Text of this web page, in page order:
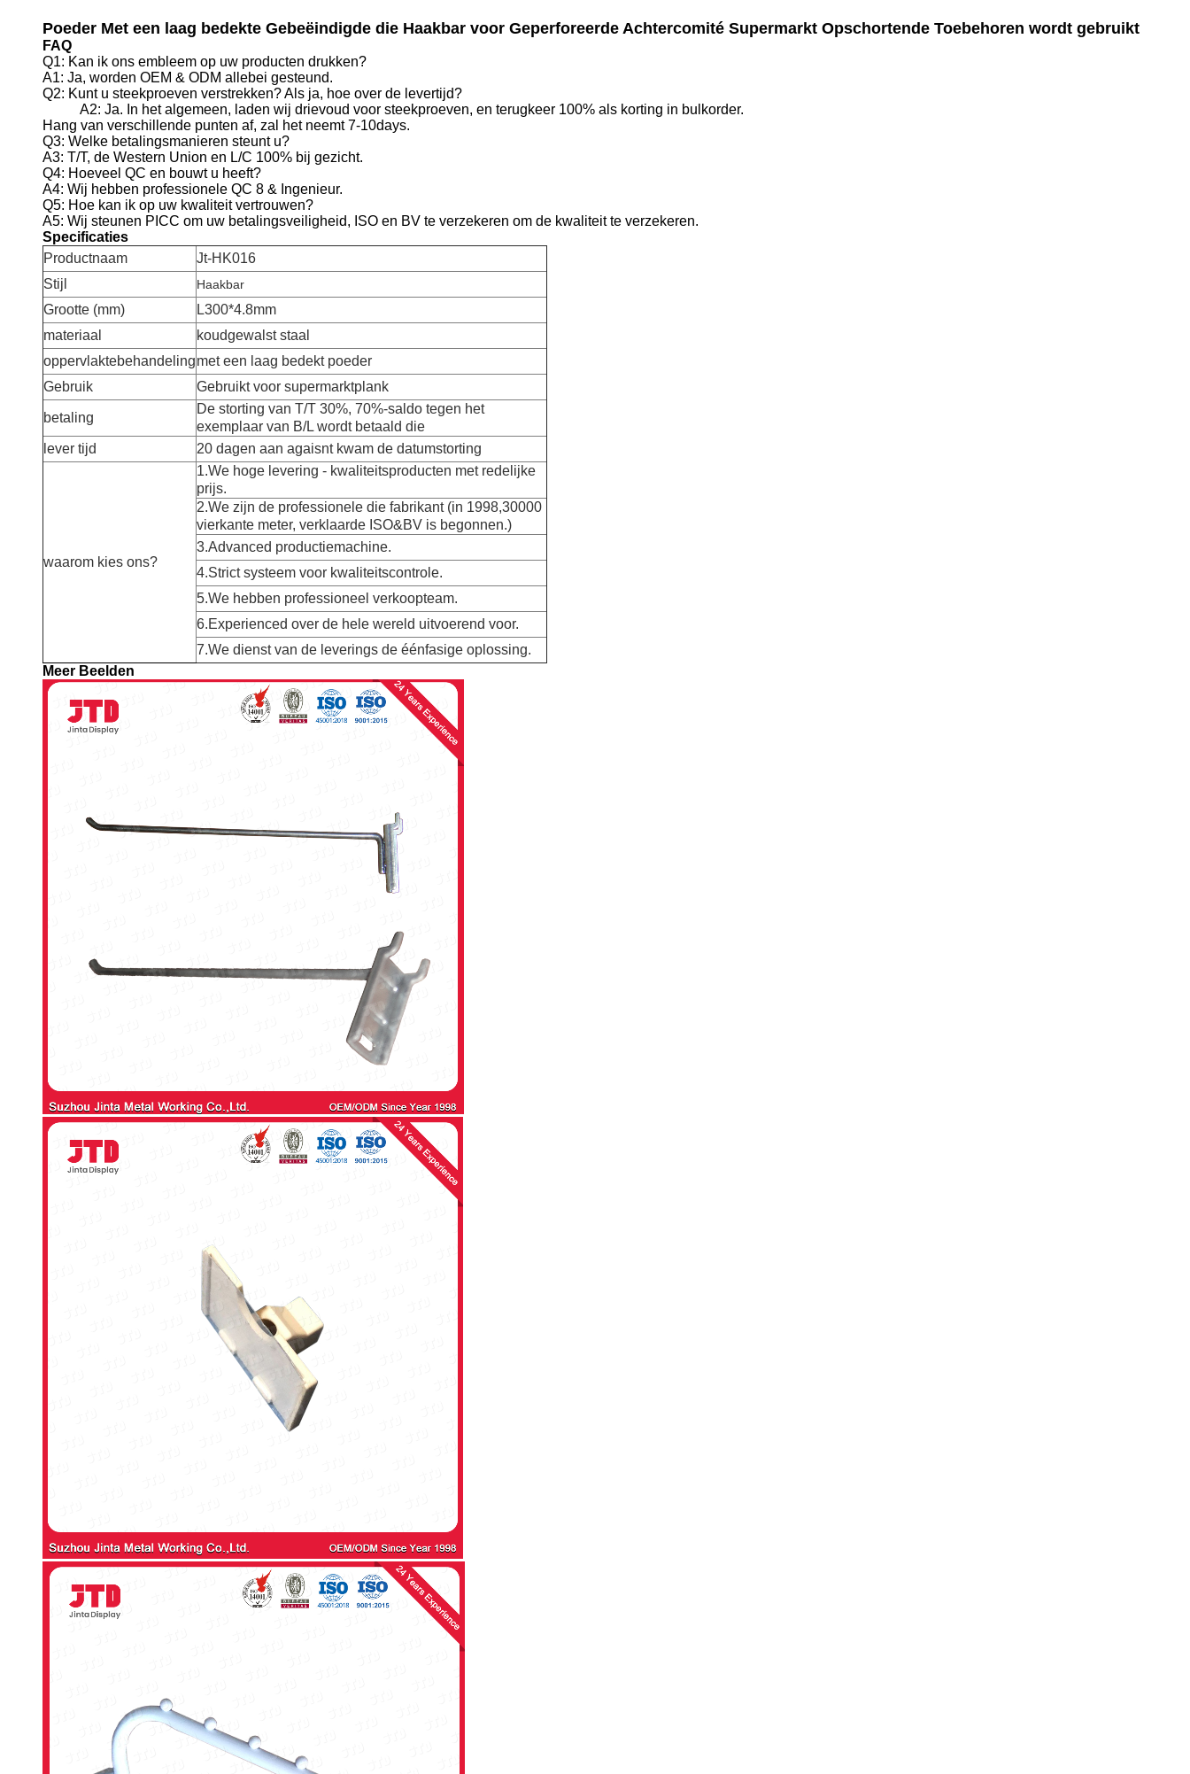
Poeder Met een laag bedekte Gebeëindigde die Haakbar voor Geperforeerde Achtercomité Supermarkt Opschortende Toebehoren wordt gebruikt
FAQ
Q1: Kan ik ons embleem op uw producten drukken?
A1: Ja, worden OEM & ODM allebei gesteund.
Q2: Kunt u steekproeven verstrekken? Als ja, hoe over de levertijd?
A2: Ja. In het algemeen, laden wij drievoud voor steekproeven, en terugkeer 100% als korting in bulkorder.
Hang van verschillende punten af, zal het neemt 7-10days.
Q3: Welke betalingsmanieren steunt u?
A3: T/T, de Western Union en L/C 100% bij gezicht.
Q4: Hoeveel QC en bouwt u heeft?
A4: Wij hebben professionele QC 8 & Ingenieur.
Q5: Hoe kan ik op uw kwaliteit vertrouwen?
A5: Wij steunen PICC om uw betalingsveiligheid, ISO en BV te verzekeren om de kwaliteit te verzekeren.
Specificaties
Productnaam
Jt-HK016
Stijl
Haakbar
Grootte (mm)
L300*4.8mm
materiaal
koudgewalst staal
oppervlaktebehandelingmet een laag bedekt poeder
Gebruik
Gebruikt voor supermarktplank
betaling
De storting van T/T 30%, 70%-saldo tegen het
exemplaar van B/L wordt betaald die
lever tijd
20 dagen aan agaisnt kwam de datumstorting
waarom kies ons?
1.We hoge levering - kwaliteitsproducten met redelijke
prijs.
2.We zijn de professionele die fabrikant (in 1998,30000
vierkante meter, verklaarde ISO&BV is begonnen.)
3.Advanced productiemachine.
4.Strict systeem voor kwaliteitscontrole.
5.We hebben professioneel verkoopteam.
6.Experienced over de hele wereld uitvoerend voor.
7.We dienst van de leverings de éénfasige oplossing.
Meer Beelden